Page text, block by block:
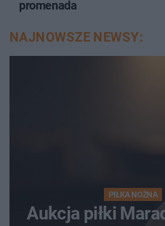
promenada
NAJNOWSZE NEWSY:
PIŁKA NOŻNA
Aukcja piłki